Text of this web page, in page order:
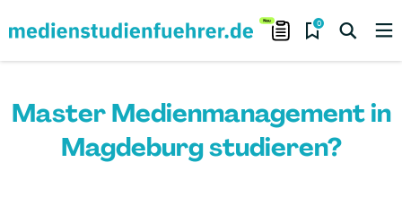
0
Master Medienmanagement in
Magdeburg studieren?